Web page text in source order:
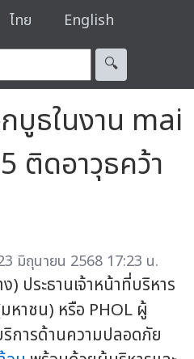
ไทย English
🔍︎
บูธในงาน mai
ติดอาวุธคว้า
มิถุนายน 2568 17:23 น.
) ประธานเจ้าหน้าที่บริหาร
าชน) หรือ PHOL ผู้
การด้านความปลอดภัย